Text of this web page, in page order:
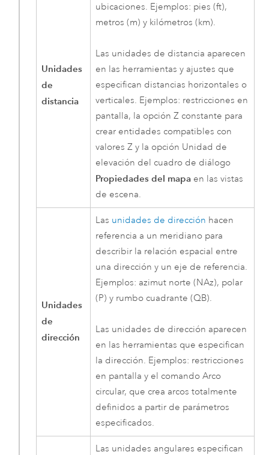
Unidades
de
distancia
ubicaciones. Ejemplos: pies (ft),
metros (m) y kilómetros (km).
Las unidades de distancia aparecen
en las herramientas y ajustes que
especifican distancias horizontales o
verticales. Ejemplos: restricciones en
pantalla, la opción Z constante para
crear entidades compatibles con
valores Z y la opción Unidad de
elevación del cuadro de diálogo
Propiedades del mapa en las vistas
de escena.
Unidades
de
dirección
Las unidades de dirección hacen
referencia a un meridiano para
describir la relación espacial entre
una dirección y un eje de referencia.
Ejemplos: azimut norte (NAz), polar
(P) y rumbo cuadrante (QB).
Las unidades de dirección aparecen
en las herramientas que especifican
la dirección. Ejemplos: restricciones
en pantalla y el comando Arco
circular, que crea arcos totalmente
definidos a partir de parámetros
especificados.
Las unidades angulares especifican